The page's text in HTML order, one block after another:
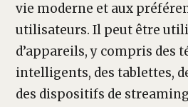
vie moderne et aux
utilisateurs. Il peut être
d’appareils, y compris des
intelligents, des tablettes,
des dispositifs de